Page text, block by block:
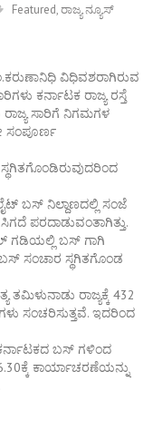
Featured,ರಾಜ್ಯ ನ್ಯೂಸ್
ವಿಧಿವಶರಾಗಿರುವ
ಕರ್ನಾಟಕ ರಾಜ್ಯ ರಸ್ತೆ
ಸಾರಿಗೆ ನಿಗಮಗಳ
ಸಂಪೂರ್ಣ
ಬಸ್ ನಿಲ್ದಾಣದಲ್ಲಿ ಸಂಜೆ
ಪರದಾಡುವಂತಾಗಿತ್ತು.
ಗಡಿಯಲ್ಲಿ ಬಸ್ ಗಾಗಿ
ಸಂಚಾರ ಸ್ಥಗಿತಗೊಂಡ
ರಾಜ್ಯಕ್ಕೆ 432
ಸಂಚರಿಸುತ್ತವೆ. ಇದರಿಂದ
ಬಸ್ ಗಳಿಂದ
ಕಾರ್ಯಾಚರಣೆಯನ್ನು